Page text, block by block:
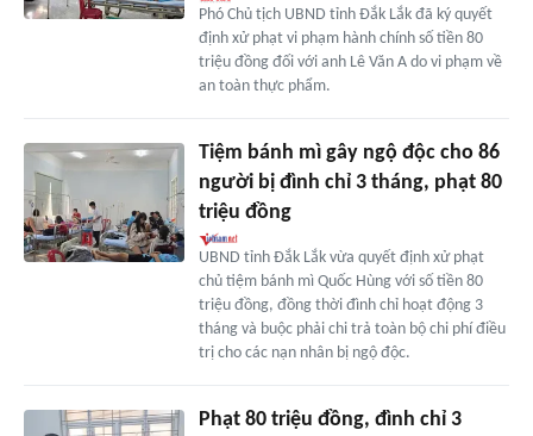
Phó Chủ tịch UBND tỉnh Đắk Lắk đã ký quyết
định xử phạt vi phạm hành chính số tiền 80
triệu đồng đối với anh Lê Văn A do vi phạm về
an toàn thực phẩm.
Tiệm bánh mì gây ngộ độc cho 86
người bị đình chỉ 3 tháng, phạt 80
triệu đồng
UBND tỉnh Đắk Lắk vừa quyết định xử phạt
chủ tiệm bánh mì Quốc Hùng với số tiền 80
triệu đồng, đồng thời đình chỉ hoạt động 3
tháng và buộc phải chi trả toàn bộ chi phí điều
trị cho các nạn nhân bị ngộ độc.
Phạt 80 triệu đồng, đình chỉ 3